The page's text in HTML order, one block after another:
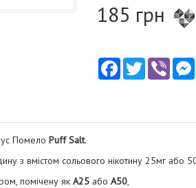
185 грн
FacebookTwitterViber
Помело Puff Salt.
з вмістом сольового нікотину 25мг або
помічену як А25або А50,